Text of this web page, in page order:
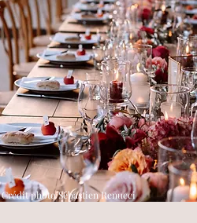
Crédit photo Sébastien Renucci